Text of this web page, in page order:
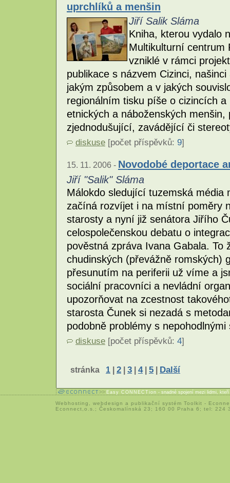
uprchlíků a menšin
Jiří Salik Sláma
Kniha, kterou vydalo
Multikulturní centrum
vzniklé v rámci
publikace s názvem Cizinci,
jakým způsobem a v jakých
regionálním tisku píše o cizincích
etnických a náboženských
zjednodušující, zavádějící či
diskuse [počet příspěvků: 9]
15. 11. 2006 - Novodobé deportace
Jiří "Salik" Sláma
Málokdo sledující tuzemská média
začíná rozvíjet i na místní poměry
starosty a nyní již senátora Jiřího
celospolečenskou debatu o
pověstná zpráva Ivana Gabala.
chudinských (převážně romských)
přesunutím na periferii už víme a
sociální pracovníci a nevládní
upozorňovat na zcestnost
starosta Čunek si nezadá s
podobně problémy s
diskuse [počet příspěvků: 4]
stránka 1 | 2 | 3 | 4| 5 | Další
Easy CONNECTion - snadné spojení mezi lidmi,
Webhosting webdesign a publikační systém Toolkit -
Econnect,o.s.; Českomalínská 23; 160 00 Praha 6; tel: 224